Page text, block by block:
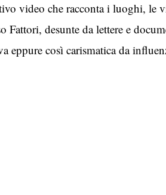
video che racconta i luoghi, le
Fattori, desunte da lettere e
così carismatica da